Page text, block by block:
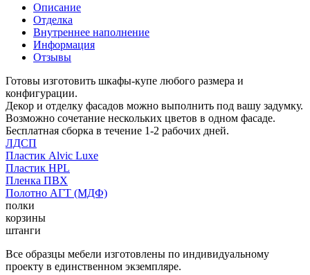
Описание
Отделка
Внутреннее наполнение
Информация
Отзывы
Готовы изготовить шкафы-купе любого размера и
конфигурации.
Декор и отделку фасадов можно выполнить под вашу задумку.
Возможно сочетание нескольких цветов в одном фасаде.
Бесплатная сборка в течение 1-2 рабочих дней.
ЛДСП
Пластик Alvic Luxe
Пластик HPL
Пленка ПВХ
Полотно АГТ (МДФ)
полки
корзины
штанги
Все образцы мебели изготовлены по индивидуальному
проекту в единственном экземпляре.